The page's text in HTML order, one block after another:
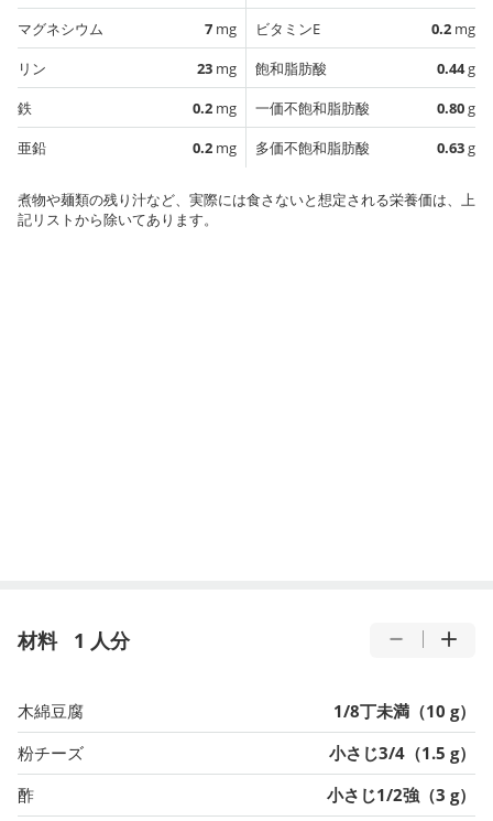
マグネシウム
7 mg
リン
23 mg
鉄
0.2 mg
亜鉛
0.2 mg
ビタミンE
0.2 mg
飽和脂肪酸
0.44g
一価不飽和脂肪酸
0.80g
多価不飽和脂肪酸
0.63g
煮物や麺類の残り汁など、実際には食さないと想定される栄養価は、上
記リストから除いてあります。
材料 1 人分
木綿豆腐
1/8丁未満（10 g）
粉チーズ
小さじ3/4（1.5 g）
酢
小さじ1/2強（3 g）